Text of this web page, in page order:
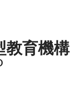
教育機構